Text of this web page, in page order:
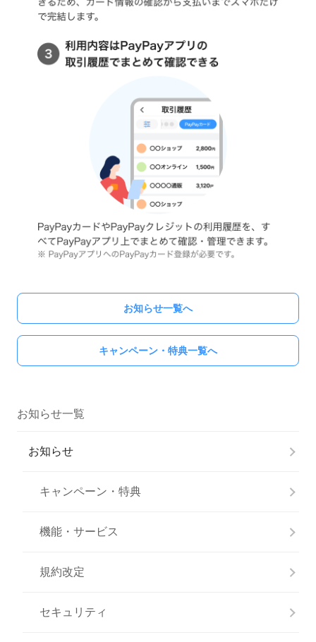
お知らせ一覧へ
キャンペーン・特典一覧へ
お知らせ一覧
お知らせ
キャンペーン・特典
機能・サービス
規約改定
セキュリティ